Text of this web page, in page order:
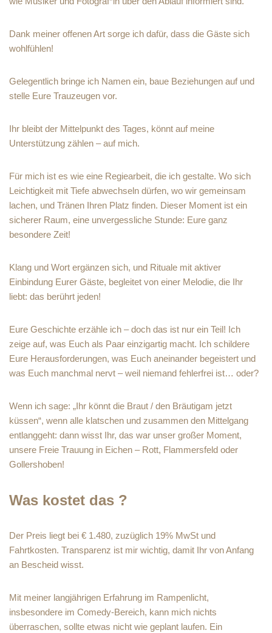
Dank meiner offenen Art sorge ich dafür, dass die Gäste sich
wohlfühlen!
Gelegentlich bringe ich Namen ein, baue Beziehungen auf und
stelle Eure Trauzeugen vor.
Ihr bleibt der Mittelpunkt des Tages, könnt auf meine
Unterstützung zählen – auf mich.
Für mich ist es wie eine Regiearbeit, die ich gestalte. Wo sich
Leichtigkeit mit Tiefe abwechseln dürfen, wo wir gemeinsam
lachen, und Tränen Ihren Platz finden. Dieser Moment ist ein
sicherer Raum, eine unvergessliche Stunde: Eure ganz
besondere Zeit!
Klang und Wort ergänzen sich, und Rituale mit aktiver
Einbindung Eurer Gäste, begleitet von einer Melodie, die Ihr
liebt: das berührt jeden!
Eure Geschichte erzähle ich – doch das ist nur ein Teil! Ich
zeige auf, was Euch als Paar einzigartig macht. Ich schildere
Eure Herausforderungen, was Euch aneinander begeistert und
was Euch manchmal nervt – weil niemand fehlerfrei ist… oder?
Wenn ich sage: „Ihr könnt die Braut / den Bräutigam jetzt
küssen“, wenn alle klatschen und zusammen den Mittelgang
entlanggeht: dann wisst Ihr, das war unser großer Moment,
unsere Freie Trauung in Eichen – Rott, Flammersfeld oder
Gollershoben!
Was kostet das ?
Der Preis liegt bei € 1.480, zuzüglich 19% MwSt und
Fahrtkosten. Transparenz ist mir wichtig, damit Ihr von Anfang
an Bescheid wisst.
Mit meiner langjährigen Erfahrung im Rampenlicht,
insbesondere im Comedy-Bereich, kann mich nichts
überraschen, sollte etwas nicht wie geplant laufen. Ein